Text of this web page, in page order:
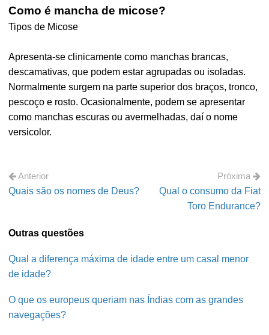
Como é mancha de micose?
Tipos de Micose
Apresenta-se clinicamente como manchas brancas,
descamativas, que podem estar agrupadas ou isoladas.
Normalmente surgem na parte superior dos braços, tronco,
pescoço e rosto. Ocasionalmente, podem se apresentar
como manchas escuras ou avermelhadas, daí o nome
versicolor.
Anterior
Quais são os nomes de Deus?
Próxima
Qual o consumo da Fiat
Toro Endurance?
Outras questões
Qual a diferença máxima de idade entre um casal menor
de idade?
O que os europeus queriam nas Índias com as grandes
navegações?